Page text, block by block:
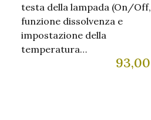
testa della lampada (On/Off,
funzione dissolvenza e
impostazione della
temperatura…
93,00